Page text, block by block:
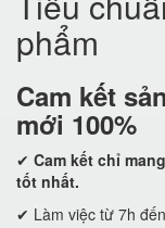
phẩm
Cam kết
mới 100%
✔ Cam kết chỉ
tốt nhất.
✔ Làm việc từ 7h